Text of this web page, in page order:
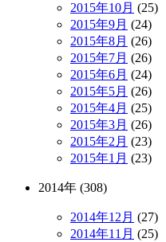
2015年10月 (25)
2015年9月 (24)
2015年8月 (26)
2015年7月 (26)
2015年6月 (24)
2015年5月 (26)
2015年4月 (25)
2015年3月 (26)
2015年2月 (23)
2015年1月 (23)
2014年 (308)
2014年12月 (27)
2014年11月 (25)